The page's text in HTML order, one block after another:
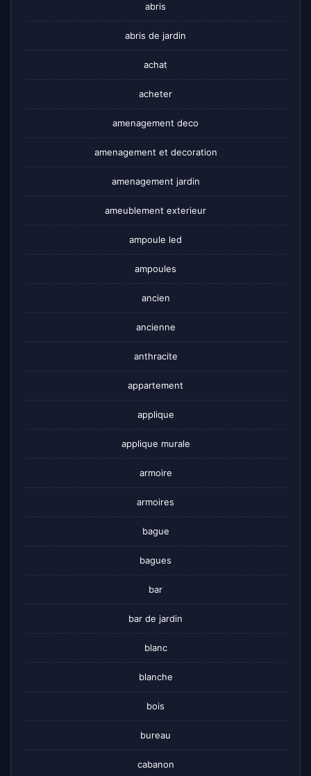
abris
abris de jardin
achat
acheter
amenagement deco
amenagement et decoration
amenagement jardin
ameublement exterieur
ampoule led
ampoules
ancien
ancienne
anthracite
appartement
applique
applique murale
armoire
armoires
bague
bagues
bar
bar de jardin
blanc
blanche
bois
bureau
cabanon